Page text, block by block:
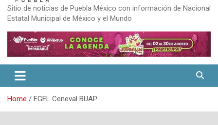
Sitio de noticias de Puebla México con información de Nacional
Estatal Municipal de México y el Mundo
Home EGEL Ceneval BUAP